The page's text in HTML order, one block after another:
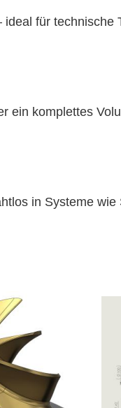
für technische
ein komplettes
in Systeme